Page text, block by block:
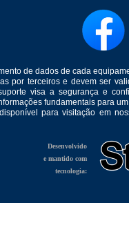
de dados de cada
por terceiros e devem ser
visa a segurança e
fundamentais para
para visitação em
Desenvolvido
e mantido com
tecnologia: